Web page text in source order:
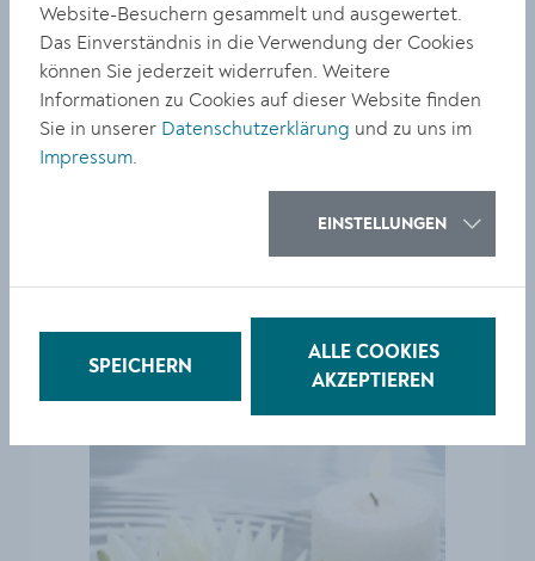
Mach es gut auf deiner letzten Reise
Website-Besuchern gesammelt und ausgewertet.
Das Einverständnis in die Verwendung der Cookies
können Sie jederzeit widerrufen. Weitere
Informationen zu Cookies auf dieser Website finden
Sie in unserer Datenschutzerklärung und zu uns im
Impressum.
EINSTELLUNGEN
SPEICHERN
ALLE COOKIES
AKZEPTIEREN